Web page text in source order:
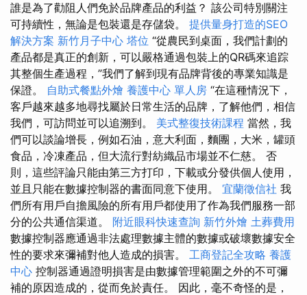
誰是為了勸阻人們免於品牌產品的利益？ 該公司特別關注
可持續性，無論是包裝還是存儲袋。 提供量身打造的SEO
解決方案 新竹月子中心 塔位 “從農民到桌面，我們計劃的
產品都是真正的創新，可以嚴格通過包裝上的QR碼來追踪
其整個生產過程，”我們了解到現有品牌背後的專業知識是
保證。 自助式餐點外燴 養護中心 單人房 “在這種情況下，
客戶越來越多地尋找屬於日常生活的品牌，了解他們，相信
我們，可訪問並可以追溯到。 美式整復技術課程 當然，我
們可以談論增長，例如石油，意大利面，麵團，大米，罐頭
食品，冷凍產品，但大流行對紡織品市場並不仁慈。 否
則，這些評論只能由第三方打印，下載或分發供個人使用，
並且只能在數據控制器的書面同意下使用。 宜蘭徵信社 我
們所有用戶自擔風險的所有用戶都使用了作為我們服務一部
分的公共通信渠道。 附近眼科快速查詢 新竹外燴 土葬費用
數據控制器應通過非法處理數據主體的數據或破壞數據安全
性的要求來彌補對他人造成的損害。 工商登記全攻略 養護
中心 控制器通過證明損害是由數據管理範圍之外的不可彌
補的原因造成的，從而免於責任。 因此，毫不奇怪的是，